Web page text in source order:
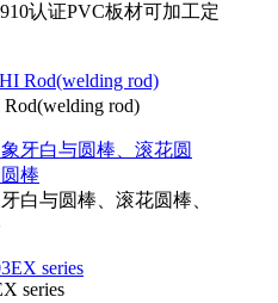
认证PVC板材可加工定
rod)
白与圆棒、滚花圆棒、
series